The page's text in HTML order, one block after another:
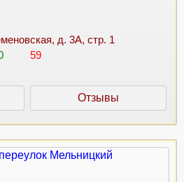
д. 3А, стр. 1
59
Отзывы